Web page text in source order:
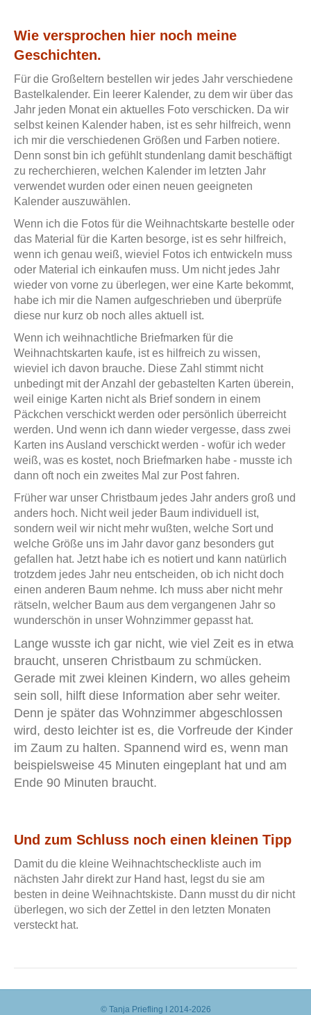
Wie versprochen hier noch meine
Geschichten.
Für die Großeltern bestellen wir jedes Jahr verschiedene
Bastelkalender. Ein leerer Kalender, zu dem wir über das
Jahr jeden Monat ein aktuelles Foto verschicken. Da wir
selbst keinen Kalender haben, ist es sehr hilfreich, wenn
ich mir die verschiedenen Größen und Farben notiere.
Denn sonst bin ich gefühlt stundenlang damit beschäftigt
zu recherchieren, welchen Kalender im letzten Jahr
verwendet wurden oder einen neuen geeigneten
Kalender auszuwählen.
Wenn ich die Fotos für die Weihnachtskarte bestelle oder
das Material für die Karten besorge, ist es sehr hilfreich,
wenn ich genau weiß, wieviel Fotos ich entwickeln muss
oder Material ich einkaufen muss. Um nicht jedes Jahr
wieder von vorne zu überlegen, wer eine Karte bekommt,
habe ich mir die Namen aufgeschrieben und überprüfe
diese nur kurz ob noch alles aktuell ist.
Wenn ich weihnachtliche Briefmarken für die
Weihnachtskarten kaufe, ist es hilfreich zu wissen,
wieviel ich davon brauche. Diese Zahl stimmt nicht
unbedingt mit der Anzahl der gebastelten Karten überein,
weil einige Karten nicht als Brief sondern in einem
Päckchen verschickt werden oder persönlich überreicht
werden. Und wenn ich dann wieder vergesse, dass zwei
Karten ins Ausland verschickt werden - wofür ich weder
weiß, was es kostet, noch Briefmarken habe - musste ich
dann oft noch ein zweites Mal zur Post fahren.
Früher war unser Christbaum jedes Jahr anders groß und
anders hoch. Nicht weil jeder Baum individuell ist,
sondern weil wir nicht mehr wußten, welche Sort und
welche Größe uns im Jahr davor ganz besonders gut
gefallen hat. Jetzt habe ich es notiert und kann natürlich
trotzdem jedes Jahr neu entscheiden, ob ich nicht doch
einen anderen Baum nehme. Ich muss aber nicht mehr
rätseln, welcher Baum aus dem vergangenen Jahr so
wunderschön in unser Wohnzimmer gepasst hat.
Lange wusste ich gar nicht, wie viel Zeit es in etwa
braucht, unseren Christbaum zu schmücken.
Gerade mit zwei kleinen Kindern, wo alles geheim
sein soll, hilft diese Information aber sehr weiter.
Denn je später das Wohnzimmer abgeschlossen
wird, desto leichter ist es, die Vorfreude der Kinder
im Zaum zu halten. Spannend wird es, wenn man
beispielsweise 45 Minuten eingeplant hat und am
Ende 90 Minuten braucht.
Und zum Schluss noch einen kleinen Tipp
Damit du die kleine Weihnachtscheckliste auch im
nächsten Jahr direkt zur Hand hast, legst du sie am
besten in deine Weihnachtskiste. Dann musst du dir nicht
überlegen, wo sich der Zettel in den letzten Monaten
versteckt hat.
© Tanja Priefling I 2014-2026